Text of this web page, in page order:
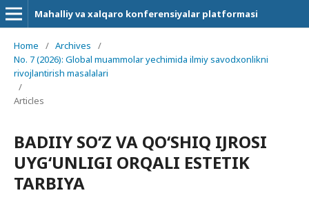
Mahalliy va xalqaro konferensiyalar platformasi
Home / Archives
/
No. 7 (2026): Global muammolar yechimida ilmiy savodxonlikni
rivojlantirish masalalari
/
Articles
BADIIY SO‘Z VA QO‘SHIQ IJROSI
UYG‘UNLIGI ORQALI ESTETIK
TARBIYA